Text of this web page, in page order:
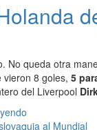
No queda otra
vieron 8 goles, 5
del Liverpool